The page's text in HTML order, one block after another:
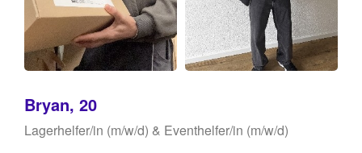
Bryan, 20
Lagerhelfer/in (m/w/d) & Eventhelfer/in (m/w/d)